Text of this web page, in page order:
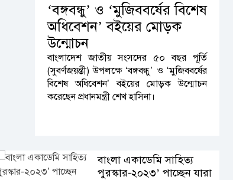
‘বঙ্গবন্ধু’ ও ‘মুজিববর্ষের বিশেষ
অধিবেশন’ বইয়ের মোড়ক
উন্মোচন
বাংলাদেশ জাতীয় সংসদের ৫০ বছর পূর্তি
(সুবর্ণজয়ন্তী) উপলক্ষে ‘বঙ্গবন্ধু’ ও ‘মুজিববর্ষের
বিশেষ অধিবেশন’ বইয়ের মোড়ক উন্মোচন
করেছেন প্রধানমন্ত্রী শেখ হাসিনা।
বাংলা একাডেমি সাহিত্য
পুরস্কার-২০২৩’ পাচ্ছেন যারা